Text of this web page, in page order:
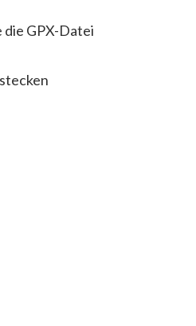
die GPX-Datei